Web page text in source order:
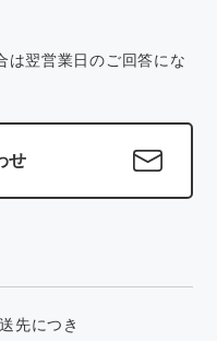
は翌営業日のご回答にな
せ
先につき